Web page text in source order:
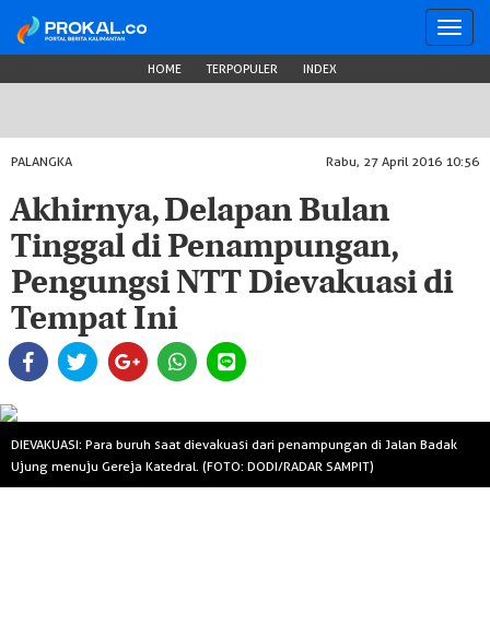
HOME TERPOPULER INDEX
PALANGKA Rabu, 27 April 2016 10:56
Akhirnya, Delapan Bulan
Tinggal di Penampungan,
Pengungsi NTT Dievakuasi di
Tempat Ini
DIEVAKUASI: Para buruh saat dievakuasi dari penampungan di Jalan Badak
Ujung menuju Gereja Katedral. (FOTO: DODI/RADAR SAMPIT)